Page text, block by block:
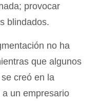
provocar
blindados.
no ha
que algunos
creó en la
un empresario